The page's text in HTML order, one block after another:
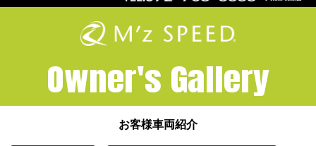
Owner's Gallery
お客様車両紹介